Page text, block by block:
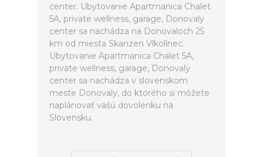
center. Ubytovanie Apartmanica Chalet
5A, private wellness, garage, Donovaly
center sa nachádza na Donovaloch 25
km od miesta Skanzen Vlkolínec.
Ubytovanie Apartmanica Chalet 5A,
private wellness, garage, Donovaly
center sa nachádza v slovenskom
meste Donovaly, do ktorého si môžete
naplánovať vašú dovolenku na
Slovensku.